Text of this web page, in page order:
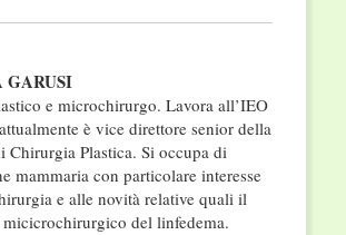
GARUSI
e microchirurgo. Lavora all’IEO
è vice direttore senior della
Chirurgia Plastica. Si occupa di
mammaria con particolare interesse
e alle novità relative quali il
micicrochirurgico del linfedema.